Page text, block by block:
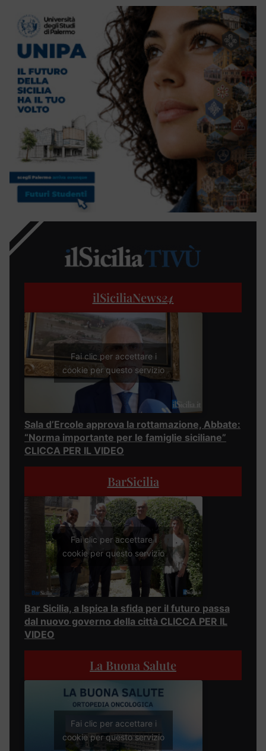
ilSiciliaNews24
Fai clic per accettare i
cookie per questo servizio
Sala d’Ercole approva la rottamazione, Abbate:
“Norma importante per le famiglie siciliane”
CLICCA PER IL VIDEO
BarSicilia
Fai clic per accettare i
cookie per questo servizio
Bar Sicilia, a Ispica la sfida per il futuro passa
dal nuovo governo della città CLICCA PER IL
VIDEO
La Buona Salute
Fai clic per accettare i
cookie per questo servizio